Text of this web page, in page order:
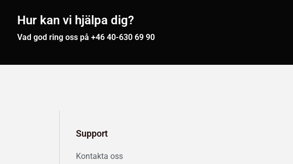
Hur kan vi hjälpa dig?
Vad god ring oss på +46 40-630 69 90
Support
Kontakta oss